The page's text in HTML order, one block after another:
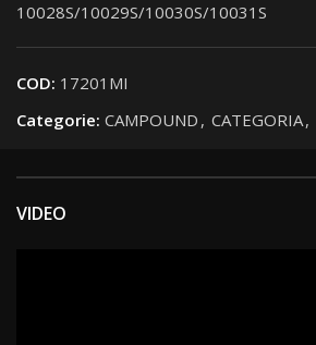
10028S/10029S/10030S/10031S
COD: 17201MI
Categorie: CAMPOUND , CATEGORIA,
VIDEO